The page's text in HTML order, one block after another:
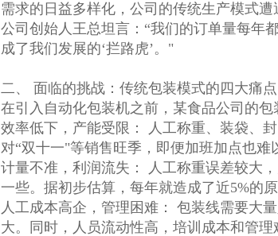
需求的日益多样化，公司的传统生产模式遭
公司创始人王总坦言：“我们的订单量每年
成了我们发展的‘拦路虎’。"
二、 面临的挑战：传统包装模式的四大痛点
在引入自动化包装机之前，某食品公司的
效率低下，产能受限： 人工称重、装袋、
对“双十一"等销售旺季，即便加班加点也难
计量不准，利润流失： 人工称重误差较大
一些。据初步估算，每年就造成了近5%的
人工成本高企，管理困难： 包装线需要大
大。同时，人员流动性高，培训成本和管理